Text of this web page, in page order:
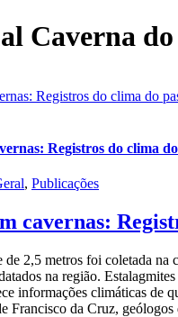
Caverna
Registros do clima do
Registros do clima
, Publicações
cavernas:
de 2,5 metros foi coletada
na região.
informações climáticas de
Francisco da Cruz,